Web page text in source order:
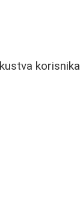
korisnika